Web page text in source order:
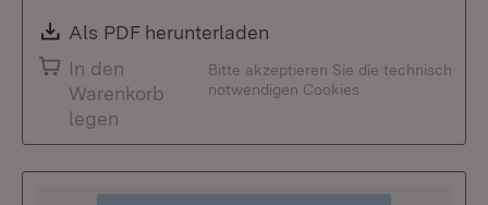
Download:
Als PDF herunterladen
In den
Warenkorb
legen
Bitte akzeptieren Sie die technisch
notwendigen Cookies